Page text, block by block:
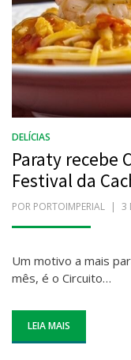
DELÍCIAS
Paraty recebe
Festival da
POR PORTOIMPERIAL 3
Um motivo a mais
mês, é o Circuito…
LEIA MAIS